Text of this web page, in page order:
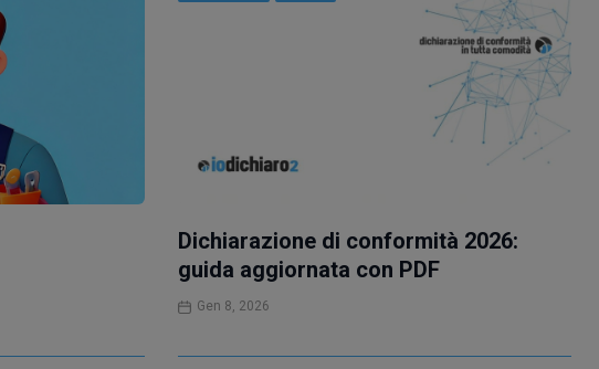
Dichiarazione di conformità 2026:
guida aggiornata con PDF
Gen 8, 2026